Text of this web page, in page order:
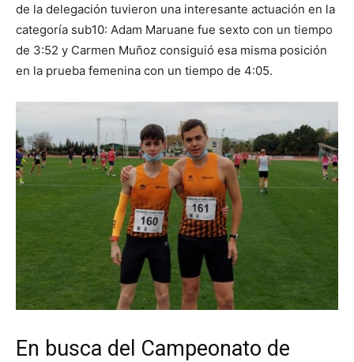
de la delegación tuvieron una interesante actuación en la
categoría sub10: Adam Maruane fue sexto con un tiempo
de 3:52 y Carmen Muñoz consiguió esa misma posición
en la prueba femenina con un tiempo de 4:05.
En busca del Campeonato de